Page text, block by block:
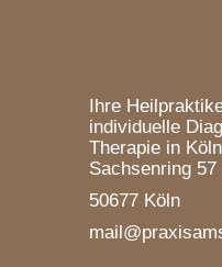
Ihre
individuelle
Therapie in Köln
Sachsenring 57
50677 Köln